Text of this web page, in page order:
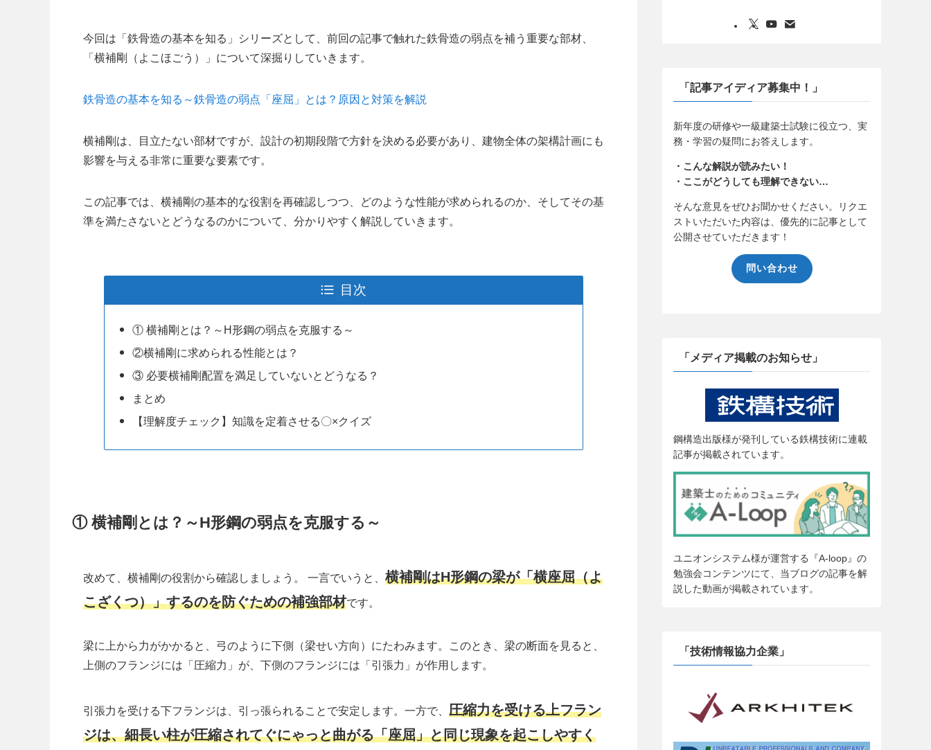
今回は「鉄骨造の基本を知る」シリーズとして、前回の記事で触れた鉄骨造の弱点を補う重要な部材、
「横補剛（よこほごう）」について深掘りしていきます。
鉄骨造の基本を知る～鉄骨造の弱点「座屈」とは？原因と対策を解説
横補剛は、目立たない部材ですが、設計の初期段階で方針を決める必要があり、建物全体の架構計画にも
影響を与える非常に重要な要素です。
この記事では、横補剛の基本的な役割を再確認しつつ、どのような性能が求められるのか、そしてその基
準を満たさないとどうなるのかについて、分かりやすく解説していきます。
目次
① 横補剛とは？～H形鋼の弱点を克服する～
②横補剛に求められる性能とは？
③ 必要横補剛配置を満足していないとどうなる？
まとめ
【理解度チェック】知識を定着させる〇×クイズ
① 横補剛とは？～H形鋼の弱点を克服する～
改めて、横補剛の役割から確認しましょう。 一言でいうと、 横補剛はH形鋼の梁が「横座屈（よ
こざくつ）」するのを防ぐための補強部材です。
梁に上から力がかかると、弓のように下側（梁せい方向）にたわみます。このとき、梁の断面を見ると、
上側のフランジには「圧縮力」が、下側のフランジには「引張力」が作用します。
引張力を受ける下フランジは、引っ張られることで安定します。一方で、 圧縮力を受ける上フラン
ジは、細長い柱が圧縮されてぐにゃっと曲がる「座屈」と同じ現象を起こしやすく
「記事アイディア募集中！」
新年度の研修や一級建築士試験に役立つ、実
務・学習の疑問にお答えします。
・こんな解説が読みたい！
・ここがどうしても理解できない…
そんな意見をぜひお聞かせください。リクエ
ストいただいた内容は、優先的に記事として
公開させていただきます！
問い合わせ
「メディア掲載のお知らせ」
鋼構造出版様が発刊している鉄構技術に連載
記事が掲載されています。
ユニオンシステム様が運営する『A-loop』の
勉強会コンテンツにて、当ブログの記事を解
説した動画が掲載されています。
「技術情報協力企業」